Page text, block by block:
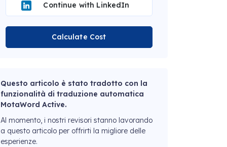
Continue with LinkedIn
Calculate Cost
Questo articolo è stato tradotto con la
funzionalità di traduzione automatica
MotaWord Active.
Al momento, i nostri revisori stanno lavorando
a questo articolo per offrirti la migliore delle
esperienze.